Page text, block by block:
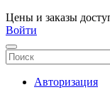
Цены и заказы
Войти
Авторизация